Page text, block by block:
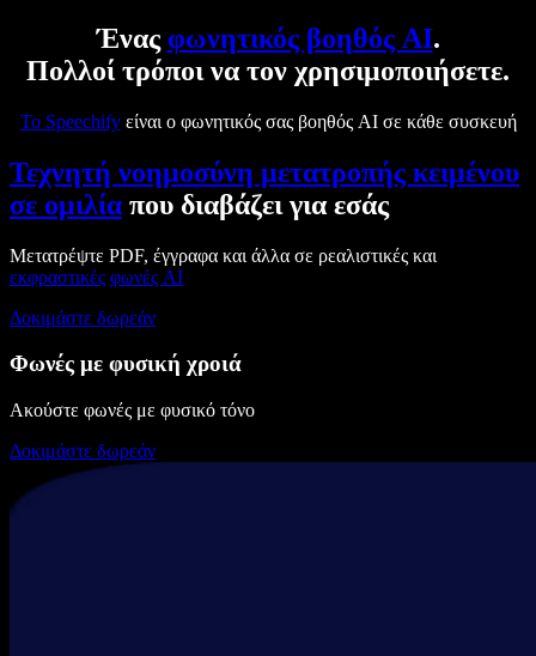
Ένας φωνητικός βοηθός AI.
Πολλοί τρόποι να τον χρησιμοποιήσετε.
Το Speechifyείναι ο φωνητικός σας βοηθός AI σε κάθε συσκευή
Τεχνητή νοημοσύνη μετατροπής κειμένου
σε ομιλία που διαβάζει για εσάς
Μετατρέψτε PDF, έγγραφα και άλλα σε ρεαλιστικές και
εκφραστικές φωνές AI
Δοκιμάστε δωρεάν
Φωνές με φυσική χροιά
Ακούστε φωνές με φυσικό τόνο
Δοκιμάστε δωρεάν